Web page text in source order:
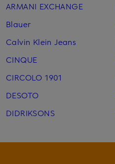
ARMANI EXCHANGE
Blauer
Calvin Klein Jeans
CINQUE
CIRCOLO 1901
DESOTO
DIDRIKSONS